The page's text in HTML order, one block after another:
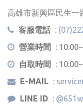
高雄市新興區民生一
客服電話 :
營業時間
:
自取時間
:
E-MAIL :
LINE ID :